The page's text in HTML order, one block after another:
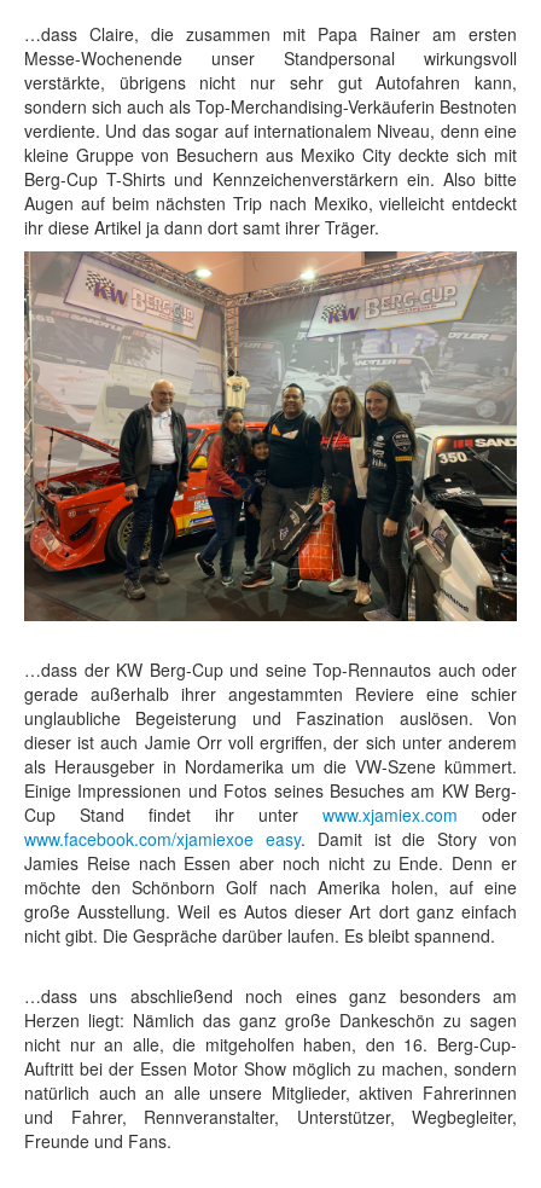
…dass Claire, die zusammen mit Papa Rainer am ersten
Messe-Wochenende unser Standpersonal wirkungsvoll
verstärkte, übrigens nicht nur sehr gut Autofahren kann,
sondern sich auch als Top-Merchandising-Verkäuferin Bestnoten
verdiente. Und das sogar auf internationalem Niveau, denn eine
kleine Gruppe von Besuchern aus Mexiko City deckte sich mit
Berg-Cup T-Shirts und Kennzeichenverstärkern ein. Also bitte
Augen auf beim nächsten Trip nach Mexiko, vielleicht entdeckt
ihr diese Artikel ja dann dort samt ihrer Träger.
…dass der KW Berg-Cup und seine Top-Rennautos auch oder
gerade außerhalb ihrer angestammten Reviere eine schier
unglaubliche Begeisterung und Faszination auslösen. Von
dieser ist auch Jamie Orr voll ergriffen, der sich unter anderem
als Herausgeber in Nordamerika um die VW-Szene kümmert.
Einige Impressionen und Fotos seines Besuches am KW Berg-
Cup Stand findet ihr unter www.xjamiex.com oder
www.facebook.com/xjamiexoe easy. Damit ist die Story von
Jamies Reise nach Essen aber noch nicht zu Ende. Denn er
möchte den Schönborn Golf nach Amerika holen, auf eine
große Ausstellung. Weil es Autos dieser Art dort ganz einfach
nicht gibt. Die Gespräche darüber laufen. Es bleibt spannend.
…dass uns abschließend noch eines ganz besonders am
Herzen liegt: Nämlich das ganz große Dankeschön zu sagen
nicht nur an alle, die mitgeholfen haben, den 16. Berg-Cup-
Auftritt bei der Essen Motor Show möglich zu machen, sondern
natürlich auch an alle unsere Mitglieder, aktiven Fahrerinnen
und Fahrer, Rennveranstalter, Unterstützer, Wegbegleiter,
Freunde und Fans.